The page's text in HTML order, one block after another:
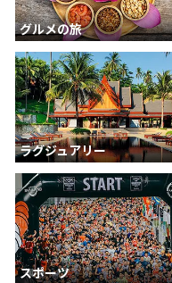
グルメの旅
ラグジュアリー
スポーツ